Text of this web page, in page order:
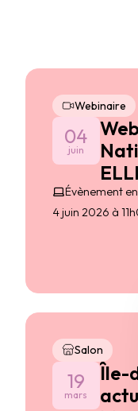
Webinaire
04
juin
Évènement
4 juin 2026 à
Salon
19
mars
Île-